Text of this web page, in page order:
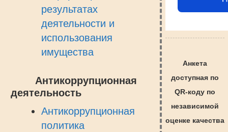
результатах
деятельности и
использования
имущества
Антикоррупционная
деятельность
Антикоррупционная
политика
Анкета
доступная по
QR-коду по
независимой
оценке качества